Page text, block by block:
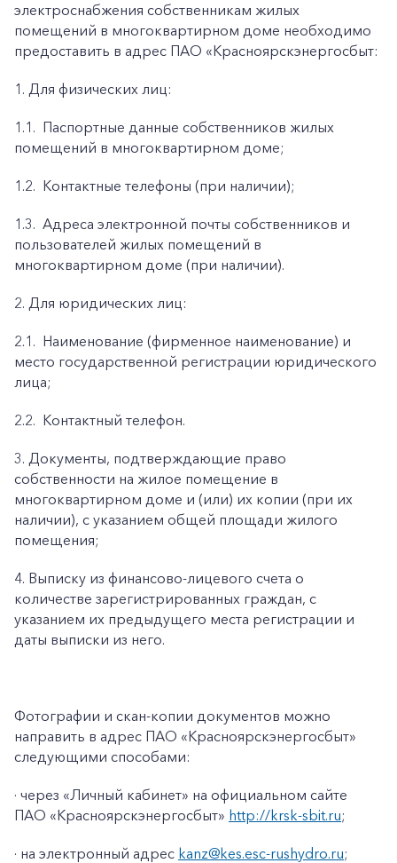
электроснабжения собственникам жилых
помещений в многоквартирном доме необходимо
предоставить в адрес ПАО «Красноярскэнергосбыт:
1. Для физических лиц:
1.1. Паспортные данные собственников жилых
помещений в многоквартирном доме;
1.2. Контактные телефоны (при наличии);
1.3. Адреса электронной почты собственников и
пользователей жилых помещений в
многоквартирном доме (при наличии).
2. Для юридических лиц:
2.1. Наименование (фирменное наименование) и
место государственной регистрации юридического
лица;
2.2. Контактный телефон.
3. Документы, подтверждающие право
собственности на жилое помещение в
многоквартирном доме и (или) их копии (при их
наличии), с указанием общей площади жилого
помещения;
4. Выписку из финансово-лицевого счета о
количестве зарегистрированных граждан, с
указанием их предыдущего места регистрации и
даты выписки из него.
Фотографии и скан-копии документов можно
направить в адрес ПАО «Красноярскэнергосбыт»
следующими способами:
· через «Личный кабинет» на официальном сайте
ПАО «Красноярскэнергосбыт» http://krsk-sbit.ru;
· на электронный адрес kanz@kes.esc-rushydro.ru;